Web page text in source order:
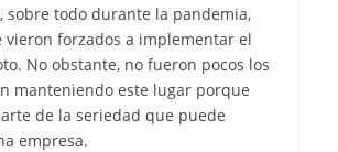
sobre todo durante la pandemia,
vieron forzados a implementar el
No obstante, no fueron pocos los
manteniendo este lugar porque
de la seriedad que puede
empresa.